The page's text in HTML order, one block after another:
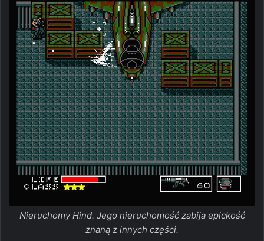
Nieruchomy Hind. Jego nieruchomość zabija epickość
znaną z innych części.